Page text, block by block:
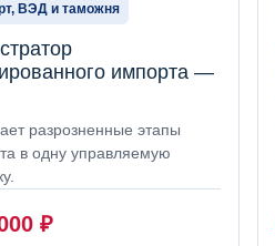
ВЭД и таможня
импорта —
разрозненные этапы
в одну управляемую
₽